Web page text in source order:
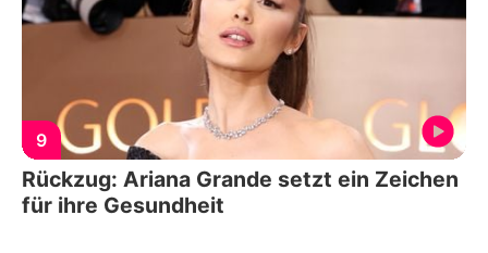
9
Rückzug: Ariana Grande setzt ein Zeichen
für ihre Gesundheit